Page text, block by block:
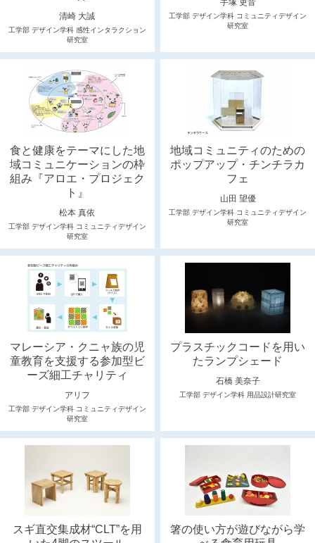
清崎 大誠
工学部 デザイン学科 感性インタラクション
研究室
手塚 吏音
工学部 デザイン学科 コミュニティデザイン
研究室
食と健康をテーマにした地
域コミュニケーションの枠
組み『アロエ・プロジェク
ト』
松本 真依
工学部 デザイン学科 コミュニティデザイン
研究室
地域コミュニティのための
ポップアップ・チンチラカ
フェ
山田 望優
工学部 デザイン学科 コミュニティデザイン
研究室
マレーシア・クニャ族の児
童教育を支援する参加型ビ
ーズ細工チャリティ
アリフ
工学部 デザイン学科 コミュニティデザイン
研究室
プラスチックコードを用い
たランプシェード
石橋 美奈子
工学部 デザイン学科 用品設計研究室
スギ直交集成材“CLT”を用
箸の使い方が遊びながら学